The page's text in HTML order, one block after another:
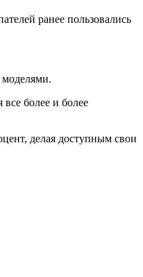
ранее пользовались
более и более
делая доступным свои